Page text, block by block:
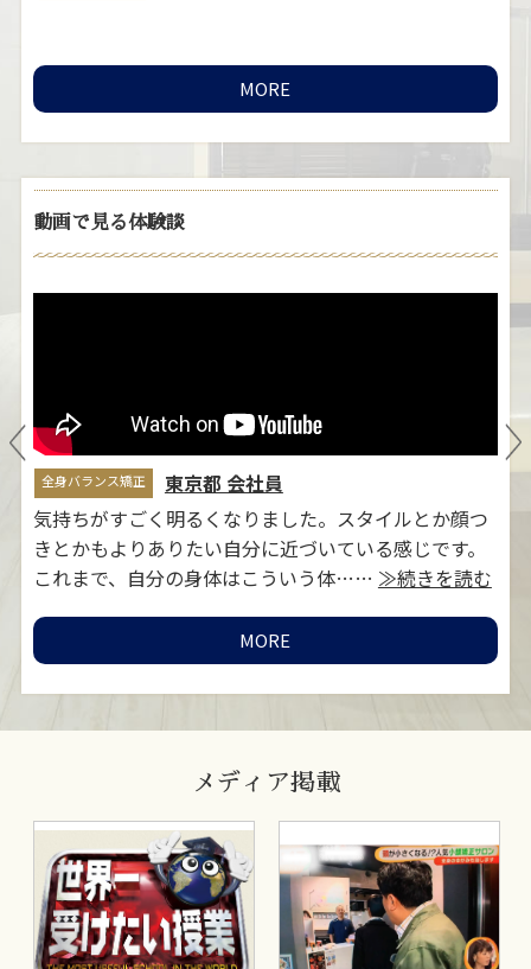
MORE
む
MORE
動画で見る体験談
全身バランス矯正
東京都 会社員
気持ちがすごく明るくなりました。スタイルとか顔つ
きとかもよりありたい自分に近づいている感じです。
これまで、自分の身体はこういう体…… ≫続きを読む
MORE
メディア掲載